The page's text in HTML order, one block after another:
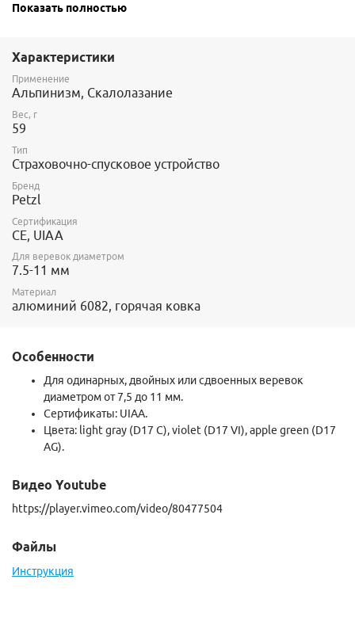
— обеспечивает оптимальное трение веревки в зависимости
Облегченная, компактная конструкция.
одинарных веревок от 8,9 мм. Для двойной или
сдвоенной веревки от 7,5 мм.
Технология ARC: увеличение или уменьшение силы
трения в зависимости от диаметра и состояния веревки.
веревку, способы использования в режиме стандартной
страховки и в режиме REVERSO выгравированы
непосредственно на устройстве, упрощая
использование, не крутит веревку и разделяет 2 нити
Показать полностью
Характеристики
Применение
Альпинизм, Скалолазание
Вес, г
59
Тип
Страховочно-спусковое устройство
Бренд
Petzl
Сертификация
CE, UIAA
Для веревок диаметром
7.5-11 мм
Материал
алюминий 6082, горячая ковка
Особенности
Для одинарных, двойных или сдвоенных веревок
диаметром от 7,5 до 11 мм.
Сертификаты: UIAA.
Цвета: light gray (D17 C), violet (D17 VI), apple green (D17
AG).
Видео Youtube
https://player.vimeo.com/video/80477504
Файлы
Инструкция